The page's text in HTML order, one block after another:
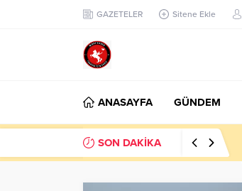
GAZETELER Sitene Ekle
ANASAYFA GÜNDEM
SON DAKİKA